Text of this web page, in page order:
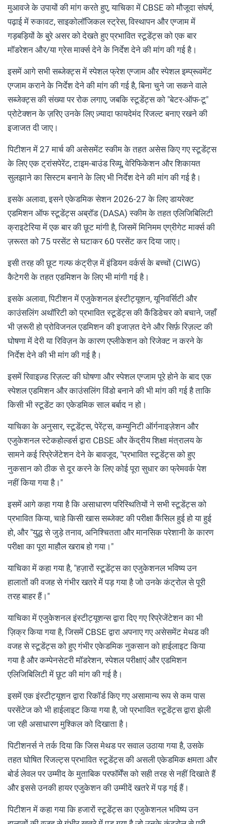
मुआवजे के उपायों की मांग करते हुए, याचिका में CBSE को मौजूदा संघर्ष,
पढ़ाई में रुकावट, साइकोलॉजिकल स्ट्रेस, विस्थापन और एग्जाम में
गड़बड़ियों के बुरे असर को देखते हुए प्रभावित स्टूडेंट्स को एक बार
मॉडरेशन और/या ग्रेस मार्क्स देने के निर्देश देने की मांग की गई है।
इसमें आगे सभी सब्जेक्ट्स में स्पेशल फ्रेश एग्जाम और स्पेशल इम्प्रूवमेंट
एग्जाम कराने के निर्देश देने की मांग की गई है, बिना चुने जा सकने वाले
सब्जेक्ट्स की संख्या पर रोक लगाए, जबकि स्टूडेंट्स को "बेटर-ऑफ-टू"
प्रोटेक्शन के ज़रिए उनके लिए ज़्यादा फायदेमंद रिजल्ट बनाए रखने की
इजाजत दी जाए।
पिटीशन में 27 मार्च की असेसमेंट स्कीम के तहत असेस किए गए स्टूडेंट्स
के लिए एक ट्रांसपेरेंट, टाइम-बाउंड रिव्यू, वेरिफिकेशन और शिकायत
सुलझाने का सिस्टम बनाने के लिए भी निर्देश देने की मांग की गई है।
इसके अलावा, इसने एकेडमिक सेशन 2026-27 के लिए डायरेक्ट
एडमिशन ऑफ स्टूडेंट्स अब्रॉड (DASA) स्कीम के तहत एलिजिबिलिटी
क्राइटेरिया में एक बार की छूट मांगी है, जिसमें मिनिमम एग्रीगेट मार्क्स की
ज़रूरत को 75 परसेंट से घटाकर 60 परसेंट कर दिया जाए।
इसी तरह की छूट गल्फ कंट्रीज़ में इंडियन वर्कर्स के बच्चों (CIWG)
कैटेगरी के तहत एडमिशन के लिए भी मांगी गई है।
इसके अलावा, पिटीशन में एजुकेशनल इंस्टीट्यूशन, यूनिवर्सिटी और
काउंसलिंग अथॉरिटी को प्रभावित स्टूडेंट्स की कैंडिडेचर को बचाने, जहाँ
भी ज़रूरी हो प्रोविजनल एडमिशन की इजाज़त देने और सिर्फ़ रिज़ल्ट की
घोषणा में देरी या रिविज़न के कारण एप्लीकेशन को रिजेक्ट न करने के
निर्देश देने की भी मांग की गई है।
इसमें रिवाइज़्ड रिज़ल्ट की घोषणा और स्पेशल एग्जाम पूरे होने के बाद एक
स्पेशल एडमिशन और काउंसलिंग विंडो बनाने की भी मांग की गई है ताकि
किसी भी स्टूडेंट का एकेडमिक साल बर्बाद न हो।
याचिका के अनुसार, स्टूडेंट्स, पेरेंट्स, कम्युनिटी ऑर्गनाइज़ेशन और
एजुकेशनल स्टेकहोल्डर्स द्वारा CBSE और केंद्रीय शिक्षा मंत्रालय के
सामने कई रिप्रेजेंटेशन देने के बावजूद, "प्रभावित स्टूडेंट्स को हुए
नुकसान को ठीक से दूर करने के लिए कोई पूरा सुधार का फ्रेमवर्क पेश
नहीं किया गया है।"
इसमें आगे कहा गया है कि असाधारण परिस्थितियों ने सभी स्टूडेंट्स को
प्रभावित किया, चाहे किसी खास सब्जेक्ट की परीक्षा कैंसिल हुई हो या हुई
हो, और "युद्ध से जुड़े तनाव, अनिश्चितता और मानसिक परेशानी के कारण
परीक्षा का पूरा माहौल खराब हो गया।"
याचिका में कहा गया है, "हज़ारों स्टूडेंट्स का एजुकेशनल भविष्य उन
हालातों की वजह से गंभीर खतरे में पड़ गया है जो उनके कंट्रोल से पूरी
तरह बाहर हैं।"
याचिका में एजुकेशनल इंस्टीट्यूशन्स द्वारा दिए गए रिप्रेजेंटेशन का भी
ज़िक्र किया गया है, जिसमें CBSE द्वारा अपनाए गए असेसमेंट मेथड की
वजह से स्टूडेंट्स को हुए गंभीर एकेडमिक नुकसान को हाईलाइट किया
गया है और कम्पेनसेटरी मॉडरेशन, स्पेशल परीक्षाएं और एडमिशन
एलिजिबिलिटी में छूट की मांग की गई है।
इसमें एक इंस्टीट्यूशन द्वारा रिकॉर्ड किए गए असामान्य रूप से कम पास
परसेंटेज को भी हाईलाइट किया गया है, जो प्रभावित स्टूडेंट्स द्वारा झेली
जा रही असाधारण मुश्किल को दिखाता है।
पिटीशनर्स ने तर्क दिया कि जिस मेथड पर सवाल उठाया गया है, उसके
तहत घोषित रिजल्ट्स प्रभावित स्टूडेंट्स की असली एकेडमिक क्षमता और
बोर्ड लेवल पर उम्मीद के मुताबिक परफॉर्मेंस को सही तरह से नहीं दिखाते हैं
और इससे उनकी हायर एजुकेशन की उम्मीदें खतरे में पड़ गई हैं।
पिटीशन में कहा गया कि हजारों स्टूडेंट्स का एजुकेशनल भविष्य उन